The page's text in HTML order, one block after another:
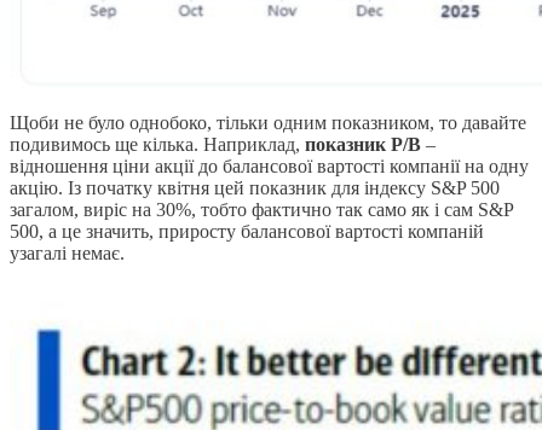
Щоби не було однобоко, тільки одним показником, то давайте
подивимось ще кілька. Наприклад, показник P/B –
відношення ціни акції до балансової вартості компанії на одну
акцію. Із початку квітня цей показник для індексу S&P 500
загалом, виріс на 30%, тобто фактично так само як і сам S&P
500, а це значить, приросту балансової вартості компаній
узагалі немає.